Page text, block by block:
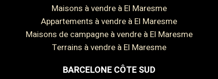
Maisons à vendre à El Maresme
Appartements à vendre à El Maresme
Maisons de campagne à vendre à El Maresme
Terrains à vendre à El Maresme
BARCELONE CÔTE SUD